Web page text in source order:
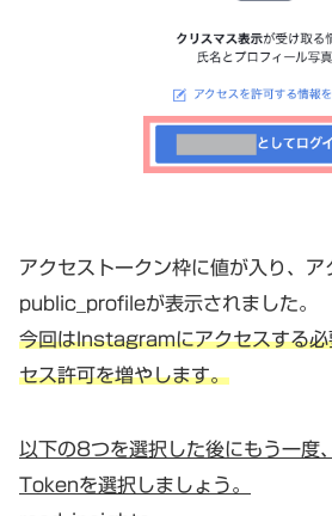
アクセストークン枠に値が入り、ア
public_profileが表示されました。
今回はInstagramにアクセスする必
セス許可を増やします。
以下の8つを選択した後にもう一
Tokenを選択しましょう。